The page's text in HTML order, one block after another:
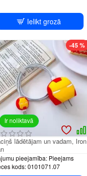
Ielikt grozā
Ir noliktavā
-45 %
pieejamība: Pieejams
kods:0101071.07
lādētājam un vadam, Iron